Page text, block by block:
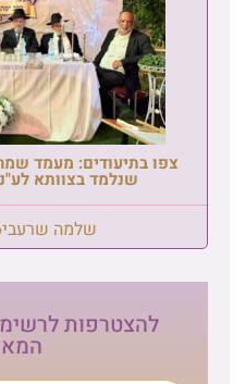
צפו בתיעודים: מעמד
שנלמד בצוותא
שלמה שרעבי
להצטרפות